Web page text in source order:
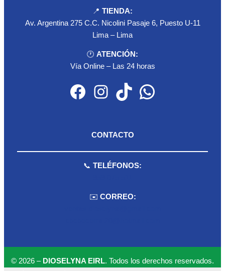
📍 TIENDA:
Av. Argentina 275 C.C. Nicolini Pasaje 6, Puesto U-11
Lima – Lima
🕐 ATENCIÓN:
Vía Online – Las 24 horas
Facebook Instagram TikTok WhatsApp
CONTACTO
📞 TELÉFONOS:
✉️ CORREO:
© 2026 – DIOSELYNA EIRL. Todos los derechos reservados.